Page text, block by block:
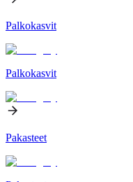
Palkokasvit
Palkokasvit
Pakasteet